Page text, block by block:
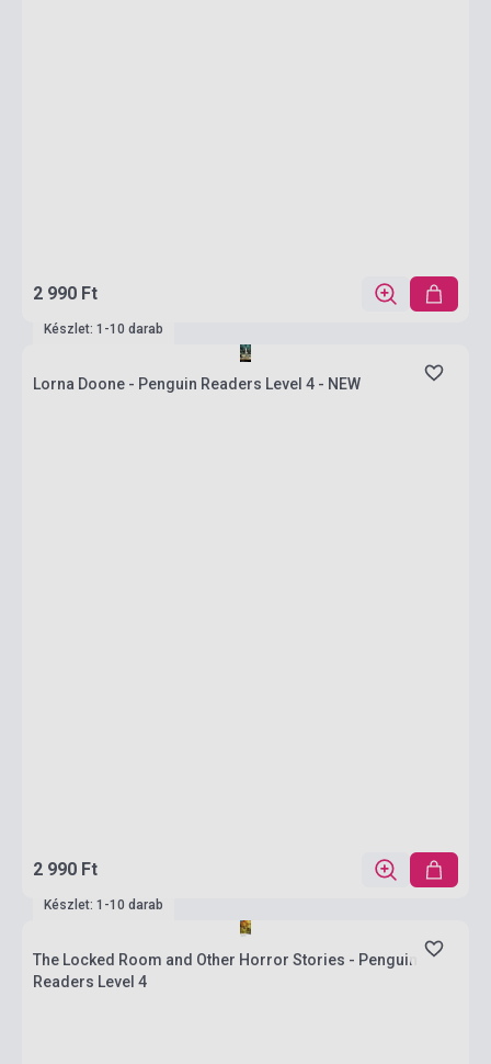
2 990 Ft
Készlet: 1-10 darab
Lorna Doone - Penguin Readers Level 4 - NEW
2 990 Ft
Készlet: 1-10 darab
The Locked Room and Other Horror Stories - Penguin
Readers Level 4